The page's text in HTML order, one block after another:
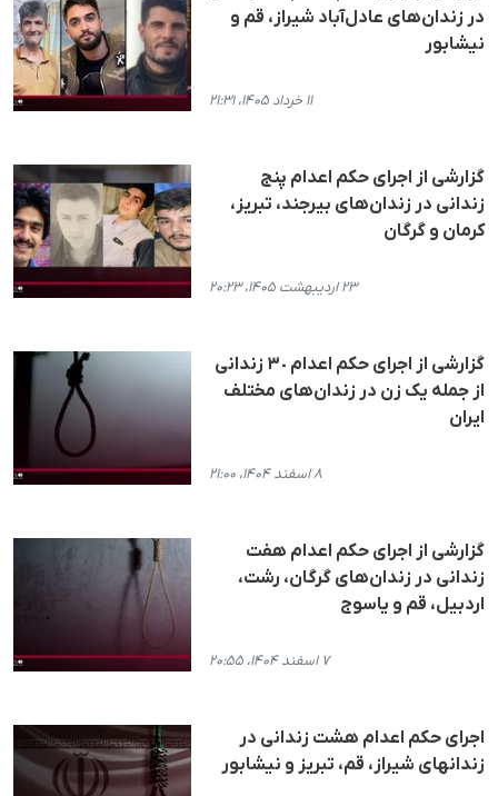
در زندان‌های عادل‌‌آباد شیراز، قم و
نیشابور
۱۱ خرداد ۱۴۰۵، ۲۱:۳۱
گزارشی از اجرای حکم اعدام پنج
زندانی در زندان‌های بیرجند، تبریز،
کرمان و گرگان
۲۳ اردیبهشت ۱۴۰۵، ۲۰:۲۳
گزارشی از اجرای حکم اعدام ٣٠ زندانی
از جملە یک زن در زندان‌های مختلف
ایران
۸ اسفند ۱۴۰۴، ۲۱:۰۰
گزارشی از اجرای حکم اعدام هفت
زندانی در زندان‌های گرگان، رشت،
اردبیل، قم و یاسوج
۷ اسفند ۱۴۰۴، ۲۰:۵۵
اجرای حکم اعدام هشت زندانی در
زندانهای شیراز، قم، تبریز و نیشابور